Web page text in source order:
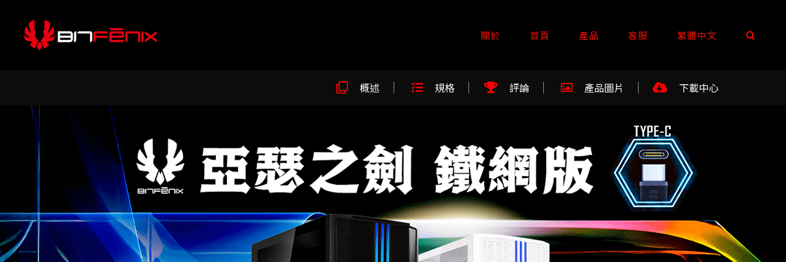
關於 首頁 產品 客服 繁體中文
概述 規格 評論 產品圖片 下載中心